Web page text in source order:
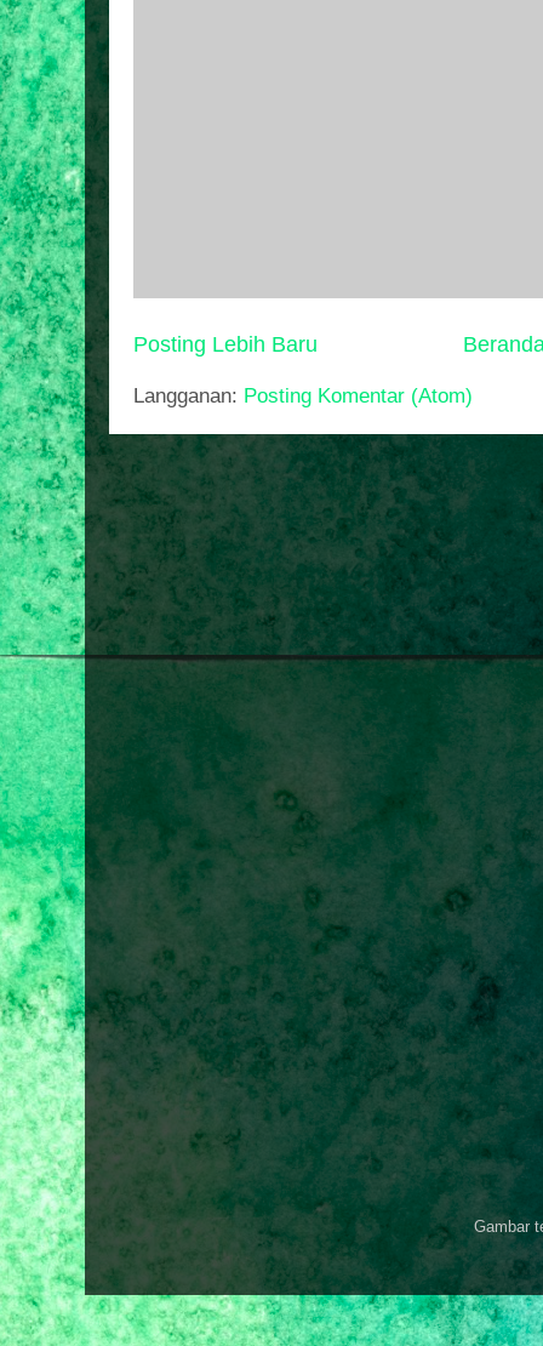
Posting Lebih Baru
Langganan: Posting Komentar (Atom)
Gambar